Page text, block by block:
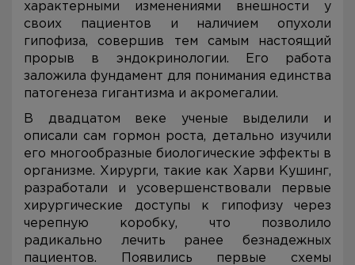
характерными изменениями внешности у
своих пациентов и наличием опухоли
гипофиза, совершив тем самым настоящий
прорыв в эндокринологии. Его работа
заложила фундамент для понимания единства
патогенеза гигантизма и акромегалии.
В двадцатом веке ученые выделили и
описали сам гормон роста, детально изучили
его многообразные биологические эффекты в
организме. Хирурги, такие как Харви Кушинг,
разработали и усовершенствовали первые
хирургические доступы к гипофизу через
черепную коробку, что позволило
радикально лечить ранее безнадежных
пациентов. Появились первые схемы